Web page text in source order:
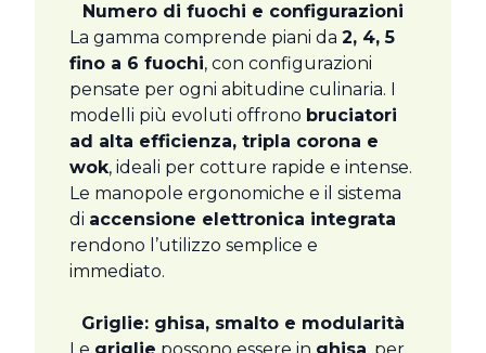
Numero di fuochi e configurazioni
La gamma comprende piani da 2, 4, 5
fino a 6 fuochi, con configurazioni
pensate per ogni abitudine culinaria. I
modelli più evoluti offrono bruciatori
ad alta efficienza, tripla corona e
wok, ideali per cotture rapide e intense.
Le manopole ergonomiche e il sistema
di accensione elettronica integrata
rendono l’utilizzo semplice e
immediato.
Griglie: ghisa, smalto e modularità